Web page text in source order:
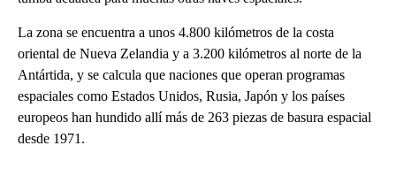
La zona se encuentra a unos 4.800 kilómetros de la costa
oriental de Nueva Zelandia y a 3.200 kilómetros al norte de la
Antártida, y se calcula que naciones que operan programas
espaciales como Estados Unidos, Rusia, Japón y los países
europeos han hundido allí más de 263 piezas de basura espacial
desde 1971.